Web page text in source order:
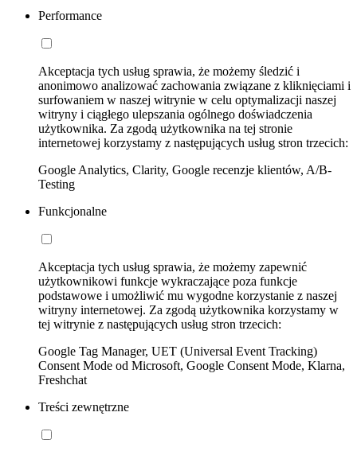
Performance
Akceptacja tych usług sprawia, że możemy śledzić i
anonimowo analizować zachowania związane z kliknięciami i
surfowaniem w naszej witrynie w celu optymalizacji naszej
witryny i ciągłego ulepszania ogólnego doświadczenia
użytkownika. Za zgodą użytkownika na tej stronie
internetowej korzystamy z następujących usług stron trzecich:
Google Analytics, Clarity, Google recenzje klientów, A/B-
Testing
Funkcjonalne
Akceptacja tych usług sprawia, że możemy zapewnić
użytkownikowi funkcje wykraczające poza funkcje
podstawowe i umożliwić mu wygodne korzystanie z naszej
witryny internetowej. Za zgodą użytkownika korzystamy w
tej witrynie z następujących usług stron trzecich:
Google Tag Manager, UET (Universal Event Tracking)
Consent Mode od Microsoft, Google Consent Mode, Klarna,
Freshchat
Treści zewnętrzne